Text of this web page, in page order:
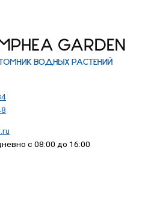
с 08:00 до 16:00